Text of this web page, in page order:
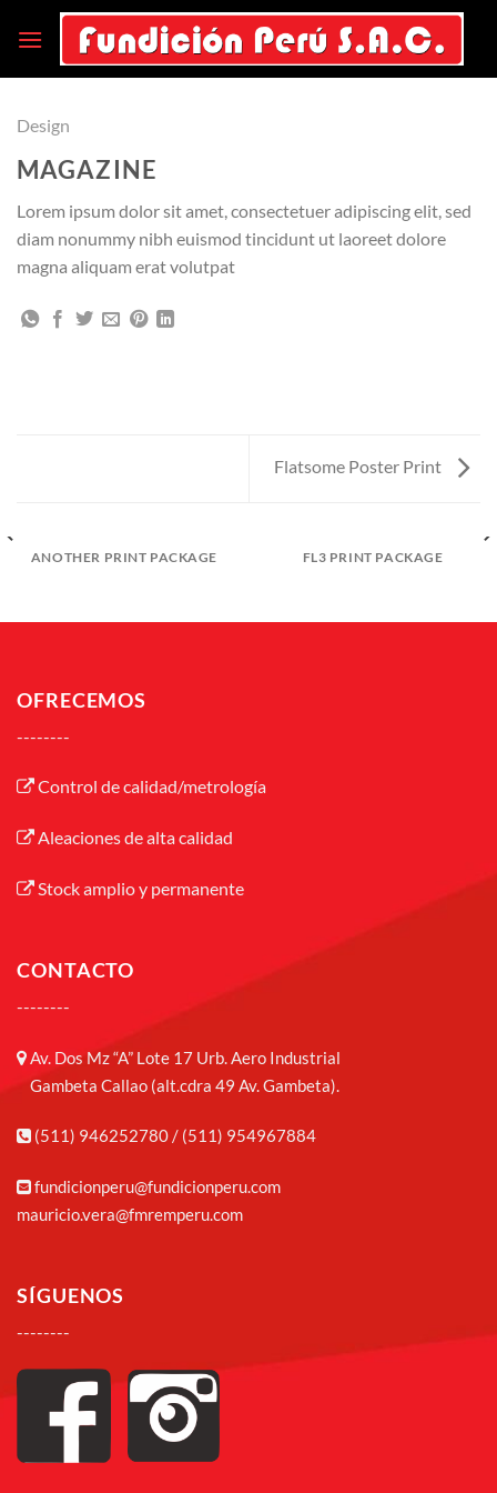
contenido
Design
MAGAZINE
Lorem ipsum dolor sit amet, consectetuer adipiscing elit, sed
diam nonummy nibh euismod tincidunt ut laoreet dolore
magna aliquam erat volutpat
Flatsome Poster Print
ANOTHER PRINT PACKAGE FL3 PRINT PACKAGE
OFRECEMOS
--------
Control de calidad/metrología
Aleaciones de alta calidad
Stock amplio y permanente
CONTACTO
--------
Av. Dos Mz “A” Lote 17 Urb. Aero Industrial
Gambeta Callao (alt.cdra 49 Av. Gambeta).
(511) 946252780 / (511) 954967884
fundicionperu@fundicionperu.com
mauricio.vera@fmremperu.com
SÍGUENOS
--------